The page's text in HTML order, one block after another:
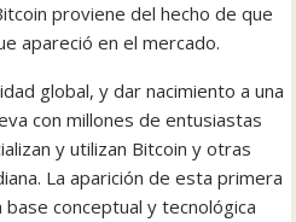
proviene del hecho de que
apareció en el mercado.
global, y dar nacimiento a una
con millones de entusiastas
y utilizan Bitcoin y otras
La aparición de esta primera
conceptual y tecnológica